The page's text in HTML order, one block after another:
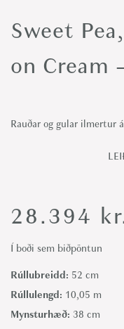
nSweet
on Cream
28.394
Rauðar og gular ilmertur
Í boði sem biðpöntun
Rúllubreidd: 52 cm
Rúllulengd: 10,05 m
Mynsturhæð: 38 cm